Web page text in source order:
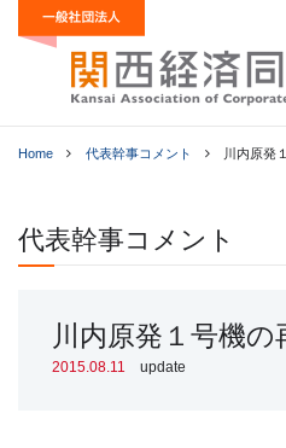
Home 代表幹事コメント 川内原発
代表幹事コメント
川内原発１号機
2015.08.11 update